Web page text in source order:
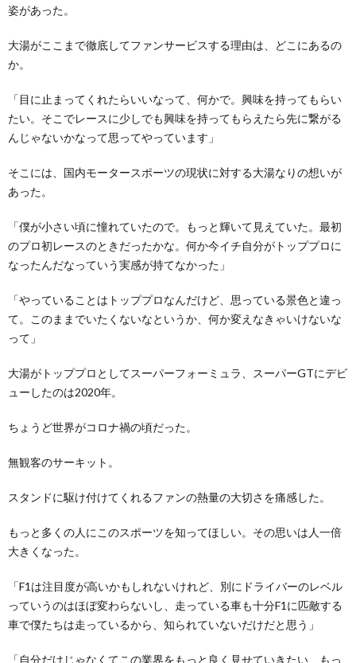
姿があった。
大湯がここまで徹底してファンサービスする理由は、どこにあるの
か。
「目に止まってくれたらいいなって、何かで。興味を持ってもらい
たい。そこでレースに少しでも興味を持ってもらえたら先に繋がる
んじゃないかなって思ってやっています」
そこには、国内モータースポーツの現状に対する大湯なりの想いが
あった。
「僕が小さい頃に憧れていたので。もっと輝いて見えていた。最初
のプロ初レースのときだったかな。何か今イチ自分がトッププロに
なったんだなっていう実感が持てなかった」
「やっていることはトッププロなんだけど、思っている景色と違っ
て。このままでいたくないなというか、何か変えなきゃいけないな
って」
大湯がトッププロとしてスーパーフォーミュラ、スーパーGTにデビ
ューしたのは2020年。
ちょうど世界がコロナ禍の頃だった。
無観客のサーキット。
スタンドに駆け付けてくれるファンの熱量の大切さを痛感した。
もっと多くの人にこのスポーツを知ってほしい。その思いは人一倍
大きくなった。
「F1は注目度が高いかもしれないけれど、別にドライバーのレベル
っていうのはほぼ変わらないし、走っている車も十分F1に匹敵する
車で僕たちは走っているから、知られていないだけだと思う」
「自分だけじゃなくてこの業界をもっと良く見せていきたい、もっ